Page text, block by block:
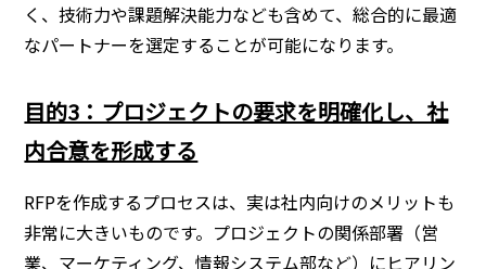
く、技術力や課題解決能力なども含めて、総合的に最適
なパートナーを選定することが可能になります。
目的3：プロジェクトの要求を明確化し、社
内合意を形成する
RFPを作成するプロセスは、実は社内向けのメリットも
非常に大きいものです。プロジェクトの関係部署（営
業、マーケティング、情報システム部など）にヒアリン